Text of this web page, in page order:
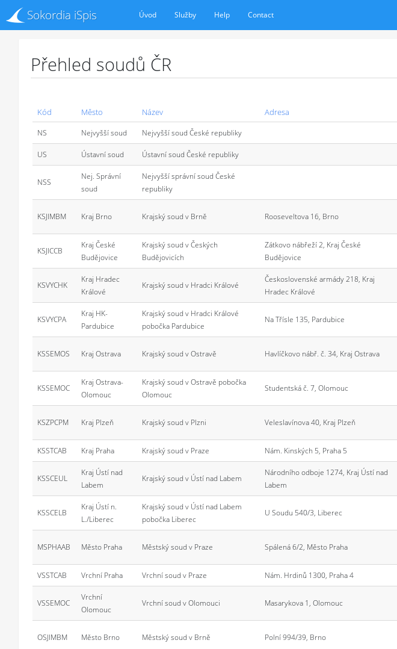
Sokordia iSpis Úvod Služby Help Contact
Přehled soudů ČR
Kód Město Název Adresa
NS Nejvyšší soud Nejvyšší soud České republiky
US Ústavní soud Ústavní soud České republiky
NSS
Nej. Správní
soud
Nejvyšší správní soud České
republiky
KSJIMBM Kraj Brno Krajský soud v Brně Rooseveltova 16, Brno
KSJICCB
Kraj České
Budějovice
Krajský soud v Českých
Budějovicích
Zátkovo nábřeží 2, Kraj České
Budějovice
KSVYCHK
Kraj Hradec
Králové
Krajský soud v Hradci Králové
Československé armády 218, Kraj
Hradec Králové
KSVYCPA
Kraj HK-
Pardubice
Krajský soud v Hradci Králové
pobočka Pardubice
Na Třísle 135, Pardubice
KSSEMOS Kraj Ostrava Krajský soud v Ostravě Havlíčkovo nábř. č. 34, Kraj Ostrava
KSSEMOC
Kraj Ostrava-
Olomouc
Krajský soud v Ostravě pobočka
Olomouc
Studentská č. 7, Olomouc
KSZPCPM Kraj Plzeň Krajský soud v Plzni Veleslavínova 40, Kraj Plzeň
KSSTCAB Kraj Praha Krajský soud v Praze Nám. Kinských 5, Praha 5
KSSCEUL
Kraj Ústí nad
Labem
Krajský soud v Ústí nad Labem
Národního odboje 1274, Kraj Ústí nad
Labem
KSSCELB
Kraj Ústí n.
L./Liberec
Krajský soud v Ústí nad Labem
pobočka Liberec
U Soudu 540/3, Liberec
MSPHAAB Město Praha Městský soud v Praze Spálená 6/2, Město Praha
VSSTCAB Vrchní Praha Vrchní soud v Praze Nám. Hrdinů 1300, Praha 4
VSSEMOC
Vrchní
Olomouc
Vrchní soud v Olomouci Masarykova 1, Olomouc
OSJIMBM Město Brno Městský soud v Brně Polní 994/39, Brno